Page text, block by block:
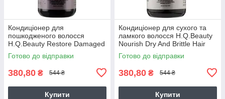
Кондиціонер для
пошкодженого волосся
H.Q.Beauty Restore Damaged
Hair Conditioner 280 мл
Готово до відправки
380,80 ₴ 544 ₴
Купити
Кондиціонер для сухого та
ламкого волосся H.Q.Beauty
Nourish Dry And Brittle Hair
Conditioner 280 мл
Готово до відправки
380,80 ₴ 544 ₴
Купити